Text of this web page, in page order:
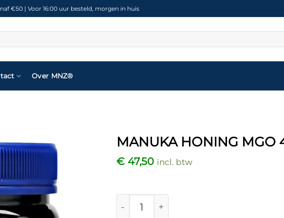
€50 | Voor 16:00 uur besteld, morgen in huis
Over MNZ®
verlanglijst
MANUKA HONING MGO
€ 47,50 incl. btw
Manuka Honing MGO 400+ 250gr.